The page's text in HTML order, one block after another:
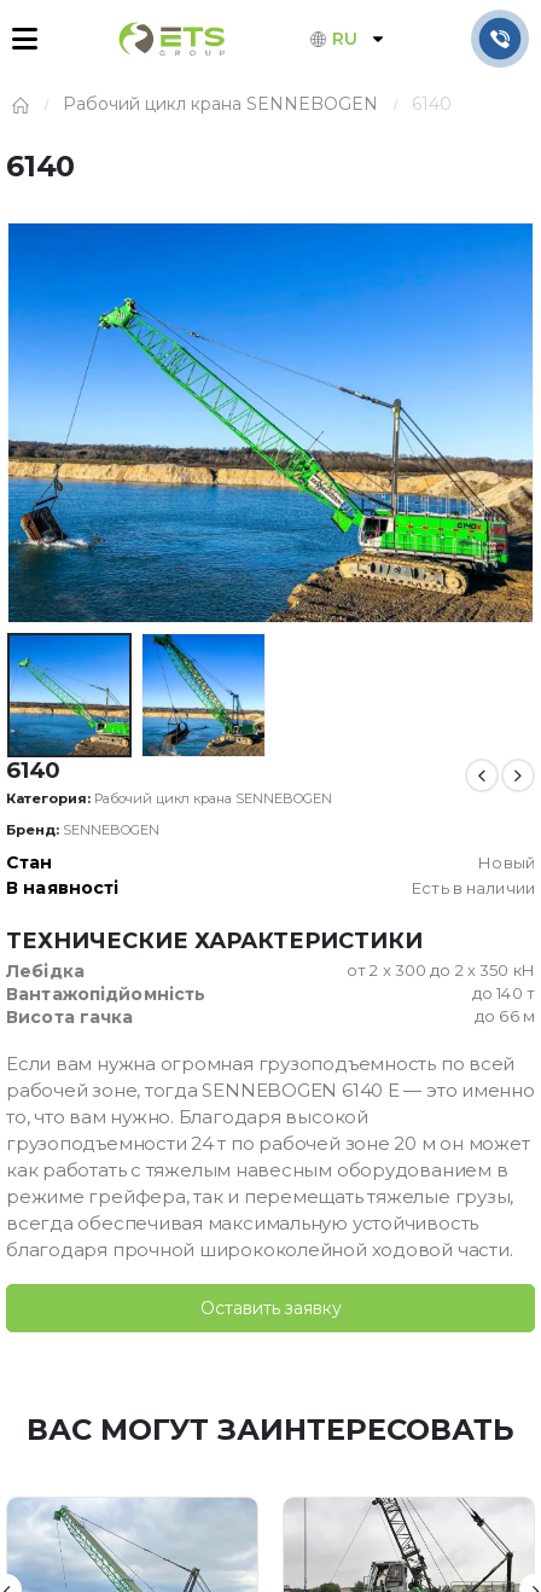
RU
Рабочий цикл крана SENNEBOGEN 6140
6140
6140
Категория: Рабочий цикл крана SENNEBOGEN
Бренд: SENNEBOGEN
Стан Новый
В наявності Есть в наличии
ТЕХНИЧЕСКИЕ ХАРАКТЕРИСТИКИ
Лебідка от 2 x 300 до 2 x 350 кН
Вантажопідйомність до 140 т
Висота гачка до 66 м
Если вам нужна огромная грузоподъемность по всей
рабочей зоне, тогда SENNEBOGEN 6140 E — это именно
то, что вам нужно. Благодаря высокой
грузоподъемности 24 т по рабочей зоне 20 м он может
как работать с тяжелым навесным оборудованием в
режиме грейфера, так и перемещать тяжелые грузы,
всегда обеспечивая максимальную устойчивость
благодаря прочной ширококолейной ходовой части.
Оставить заявку
ВАС МОГУТ ЗАИНТЕРЕСОВАТЬ